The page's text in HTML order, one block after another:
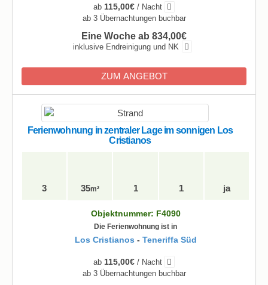
ab115,00€ / Nacht
ab 3 Übernachtungen buchbar
Eine Woche ab 834,00€
inklusive Endreinigung und NK
ZUM ANGEBOT
Ferienwohnung in zentraler Lage im sonnigen Los
Cristianos
3 35m² 1 1 ja
Objektnummer: F4090
Die Ferienwohnung ist in
Los Cristianos - Teneriffa Süd
ab 115,00€ / Nacht
ab 3 Übernachtungen buchbar